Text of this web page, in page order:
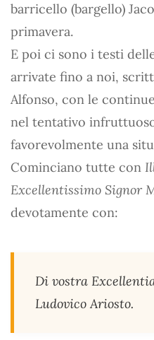
barricello (bargello)
primavera.
E poi ci sono i testi
arrivate fino a noi,
Alfonso, con le
nel tentativo
favorevolmente una
Cominciano tutte con
Excellentissimo Signor
devotamente con:
Di vostra
Ludovico Ariosto.